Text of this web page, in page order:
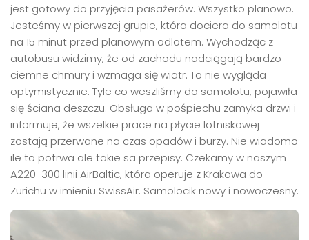
jest gotowy do przyjęcia pasażerów. Wszystko planowo.
Jesteśmy w pierwszej grupie, która dociera do samolotu
na 15 minut przed planowym odlotem. Wychodząc z
autobusu widzimy, że od zachodu nadciągają bardzo
ciemne chmury i wzmaga się wiatr. To nie wygląda
optymistycznie. Tyle co weszliśmy do samolotu, pojawiła
się ściana deszczu. Obsługa w pośpiechu zamyka drzwi i
informuje, że wszelkie prace na płycie lotniskowej
zostają przerwane na czas opadów i burzy. Nie wiadomo
ile to potrwa ale takie sa przepisy. Czekamy w naszym
A220-300 linii AirBaltic, która operuje z Krakowa do
Zurichu w imieniu SwissAir. Samolocik nowy i nowoczesny.